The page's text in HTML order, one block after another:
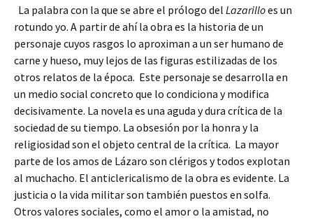
La palabra con la que se abre el prólogo del Lazarilloes un
rotundo yo. A partir de ahí la obra es la historia de un
personaje cuyos rasgos lo aproximan a un ser humano de
carne y hueso, muy lejos de las figuras estilizadas de los
otros relatos de la época. Este personaje se desarrolla en
un medio social concreto que lo condiciona y modifica
decisivamente. La novela es una aguda y dura crítica de la
sociedad de su tiempo. La obsesión por la honra y la
religiosidad son el objeto central de la crítica. La mayor
parte de los amos de Lázaro son clérigos y todos explotan
al muchacho. El anticlericalismo de la obra es evidente. La
justicia o la vida militar son también puestos en solfa.
Otros valores sociales, como el amor o la amistad, no